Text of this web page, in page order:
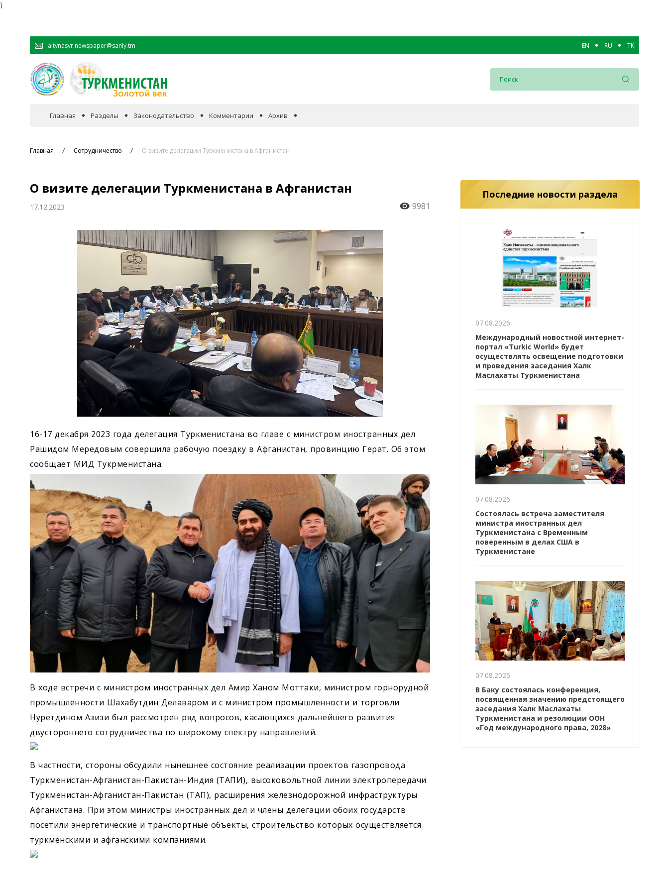
Ï
altynasyr.newspaper@sanly.tm EN RU TK
Главная Разделы
Сотрудничество
Общество
Наука
Спорт
Законодательство Комментарии Архив
Главная Сотрудничество О визите делегации Туркменистана в Афганистан
О визите делегации Туркменистана в Афганистан
17.12.2023 9981
16-17 декабря 2023 года делегация Туркменистана во главе с министром иностранных дел
Рашидом Мередовым совершила рабочую поездку в Афганистан, провинцию Герат. Об этом
сообщает МИД Тукрменистана.
В ходе встречи с министром иностранных дел Амир Ханом Моттаки, министром горнорудной
промышленности Шахабутдин Делаваром и с министром промышленности и торговли
Нуретдином Азизи был рассмотрен ряд вопросов, касающихся дальнейшего развития
двустороннего сотрудничества по широкому спектру направлений.
В частности, стороны обсудили нынешнее состояние реализации проектов газопровода
Туркменистан-Афганистан-Пакистан-Индия (ТАПИ), высоковольтной линии электропередачи
Туркменистан-Афганистан-Пакистан (ТАП), расширения железнодорожной инфраструктуры
Афганистана. При этом министры иностранных дел и члены делегации обоих государств
посетили энергетические и транспортные объекты, строительство которых осуществляется
туркменскими и афганскими компаниями.
Последние новости раздела
07.08.2026
Международный новостной интернет-
портал «Turkic World» будет
осуществлять освещение подготовки
и проведения заседания Халк
Маслахаты Туркменистана
07.08.2026
Состоялась встреча заместителя
министра иностранных дел
Туркменистана с Временным
поверенным в делах США в
Туркменистане
07.08.2026
В Баку состоялась конференция,
посвященная значению предстоящего
заседания Халк Маслахаты
Туркменистана и резолюции ООН
«Год международного права, 2028»